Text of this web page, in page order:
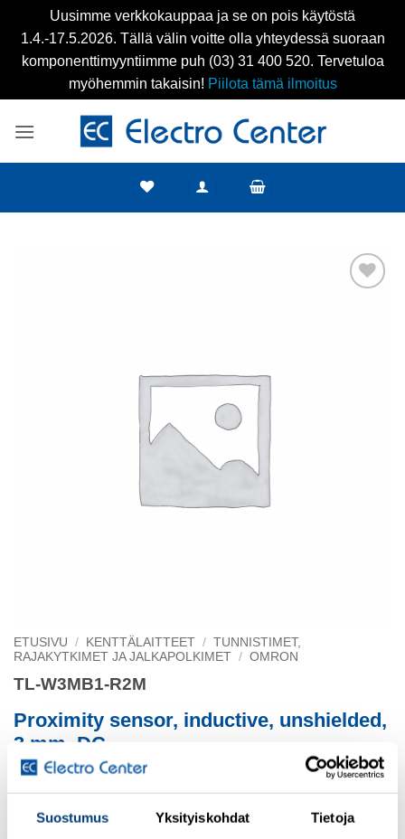
Suostumus Yksityiskohdat Tietoja
Uusimme verkkokauppaa ja se on pois käytöstä
1.4.-17.5.2026. Tällä välin voitte olla yhteydessä suoraan
komponenttimyyntiimme puh (03) 31 400 520. Tervetuloa
myöhemmin takaisin! Piilota tämä ilmoitus
ETUSIVU / KENTTÄLAITTEET / TUNNISTIMET,
RAJAKYTKIMET JA JALKAPOLKIMET / OMRON
TL-W3MB1-R2M
Proximity sensor, inductive, unshielded,
3 mm, DC